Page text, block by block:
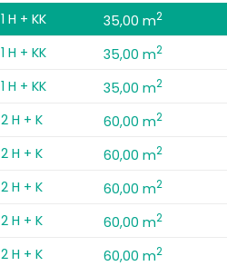
1 H + KK 35,00 m2
1 H + KK 35,00 m2
1 H + KK 35,00 m2
2 H + K 60,00 m2
2 H + K 60,00 m2
2 H + K 60,00 m2
2 H + K 60,00 m2
2 H + K 60,00 m2